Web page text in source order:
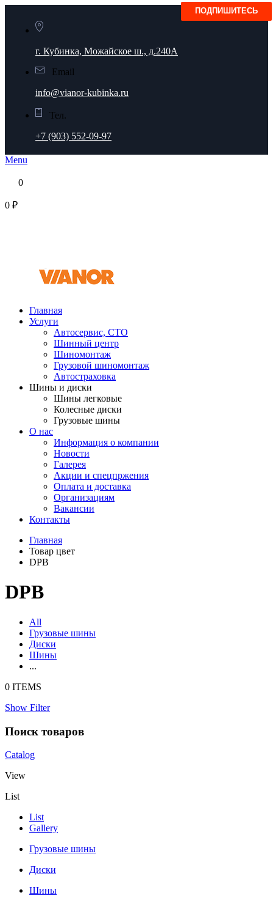
г. Кубинка, Можайское ш., д.240А
Email
info@vianor-kubinka.ru
Тел.
+7 (903) 552-09-97
Menu
0
0 ₽
Главная
Услуги
Автосервис, СТО
Шинный центр
Шиномонтаж
Грузовой шиномонтаж
Автостраховка
Шины и диски
Шины легковые
Колесные диски
Грузовые шины
О нас
Информация о компании
Новости
Галерея
Акции и спецпржения
Оплата и доставка
Организациям
Вакансии
Контакты
Главная
Товар цвет
DPB
DPB
All
Грузовые шины
Диски
Шины
...
0 ITEMS
Show Filter
Поиск товаров
Catalog
View
List
List
Gallery
Грузовые шины
Диски
Шины